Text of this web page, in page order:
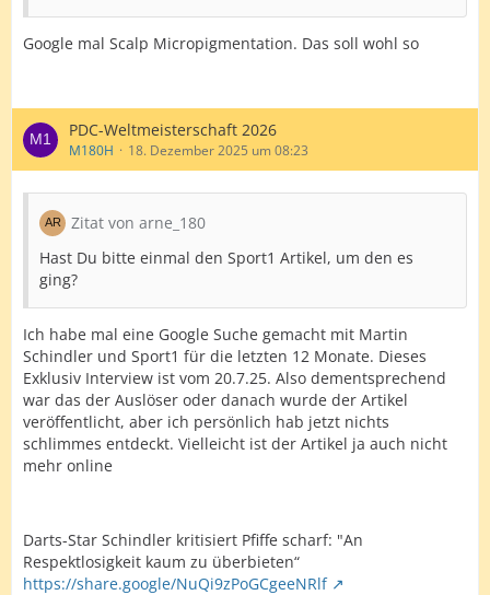
Google mal Scalp Micropigmentation. Das soll wohl so
PDC-Weltmeisterschaft 2026
M180H 18. Dezember 2025 um 08:23
Zitat von arne_180
Hast Du bitte einmal den Sport1 Artikel, um den es
ging?
Ich habe mal eine Google Suche gemacht mit Martin
Schindler und Sport1 für die letzten 12 Monate. Dieses
Exklusiv Interview ist vom 20.7.25. Also dementsprechend
war das der Auslöser oder danach wurde der Artikel
veröffentlicht, aber ich persönlich hab jetzt nichts
schlimmes entdeckt. Vielleicht ist der Artikel ja auch nicht
mehr online
Darts-Star Schindler kritisiert Pfiffe scharf: "An
Respektlosigkeit kaum zu überbieten“
https://share.google/NuQi9zPoGCgeeNRlf